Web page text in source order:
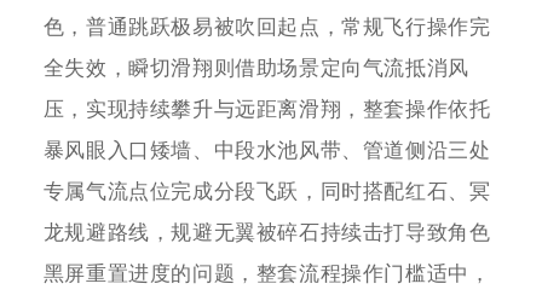
色，普通跳跃极易被吹回起点，常规飞行操作完
全失效，瞬切滑翔则借助场景定向气流抵消风
压，实现持续攀升与远距离滑翔，整套操作依托
暴风眼入口矮墙、中段水池风带、管道侧沿三处
专属气流点位完成分段飞跃，同时搭配红石、冥
龙规避路线，规避无翼被碎石持续击打导致角色
黑屏重置进度的问题，整套流程操作门槛适中，